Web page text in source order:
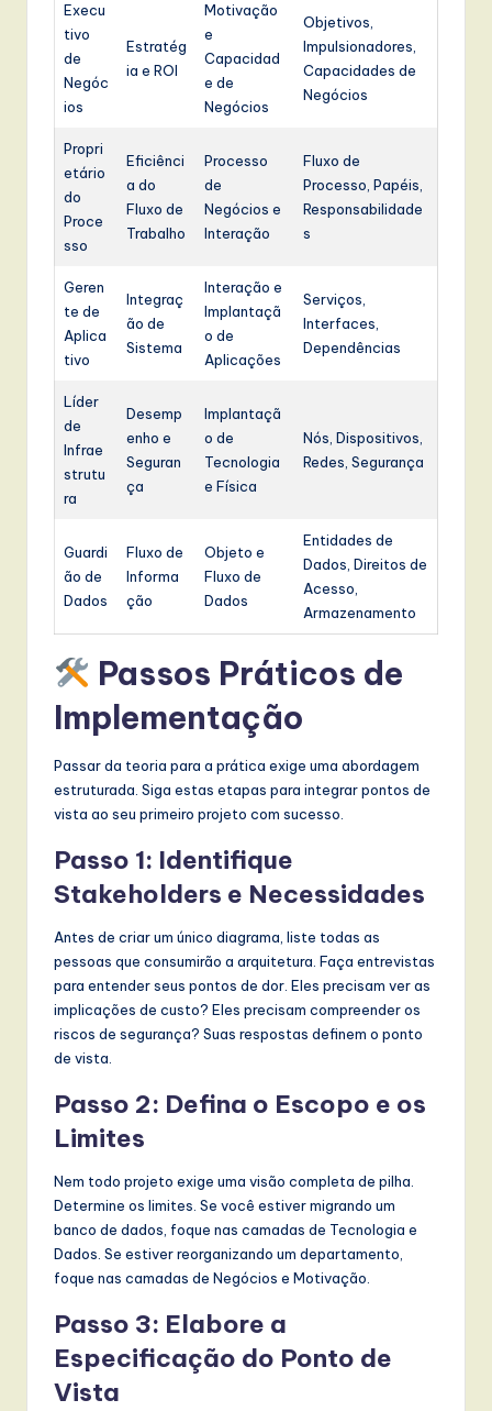
Execu
tivo
de
Negóc
ios
Estratég
ia e ROI
Motivação
e
Capacidad
e de
Negócios
Objetivos,
Impulsionadores,
Capacidades de
Negócios
Propri
etário
do
Proce
sso
Eficiênci
a do
Fluxo de
Trabalho
Processo
de
Negócios e
Interação
Fluxo de
Processo, Papéis,
Responsabilidade
s
Geren
te de
Aplica
tivo
Integraç
ão de
Sistema
Interação e
Implantaçã
o de
Aplicações
Serviços,
Interfaces,
Dependências
Líder
de
Infrae
strutu
ra
Desemp
enho e
Seguran
ça
Implantaçã
o de
Tecnologia
e Física
Nós, Dispositivos,
Redes, Segurança
Guardi
ão de
Dados
Fluxo de
Informa
ção
Objeto e
Fluxo de
Dados
Entidades de
Dados, Direitos de
Acesso,
Armazenamento
Passos Práticos de
Implementação
Passar da teoria para a prática exige uma abordagem
estruturada. Siga estas etapas para integrar pontos de
vista ao seu primeiro projeto com sucesso.
Passo 1: Identifique
Stakeholders e Necessidades
Antes de criar um único diagrama, liste todas as
pessoas que consumirão a arquitetura. Faça entrevistas
para entender seus pontos de dor. Eles precisam ver as
implicações de custo? Eles precisam compreender os
riscos de segurança? Suas respostas definem o ponto
de vista.
Passo 2: Defina o Escopo e os
Limites
Nem todo projeto exige uma visão completa de pilha.
Determine os limites. Se você estiver migrando um
banco de dados, foque nas camadas de Tecnologia e
Dados. Se estiver reorganizando um departamento,
foque nas camadas de Negócios e Motivação.
Passo 3: Elabore a
Especificação do Ponto de
Vista